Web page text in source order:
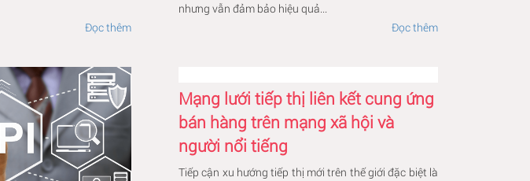
Đọc thêm
nhưng vẫn đảm bảo hiệu quả...
Đọc thêm
Mạng lưới tiếp thị liên kết cung ứng
bán hàng trên mạng xã hội và
người nổi tiếng
Tiếp cận xu hướng tiếp thị mới trên thế giới đặc biệt là